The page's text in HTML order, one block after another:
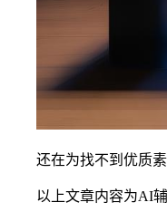
还在为找不到优质
以上文章内容为AI